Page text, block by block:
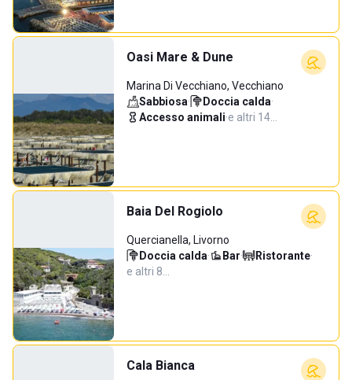
Oasi Mare & Dune
Marina Di Vecchiano, Vecchiano
Sabbiosa· Doccia calda·
Accesso animali·e altri 14…
Baia Del Rogiolo
Quercianella, Livorno
Doccia calda· Bar· Ristorante·
e altri 8…
Cala Bianca